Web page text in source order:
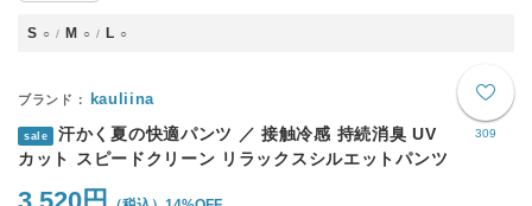
S ○ M ○ L ○
309
kauliina
sale
汗かく夏の快適パンツ ／ 接触冷感 持続消臭 UV
カット スピードクリーン リラックスシルエットパンツ